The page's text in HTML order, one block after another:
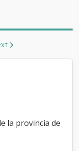
q
u
la provincia de